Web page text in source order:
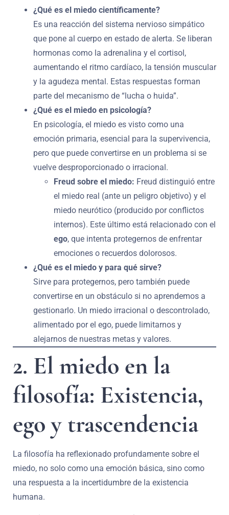
¿Qué es el miedo científicamente?
Es una reacción del sistema nervioso simpático
que pone al cuerpo en estado de alerta. Se liberan
hormonas como la adrenalina y el cortisol,
aumentando el ritmo cardíaco, la tensión muscular
y la agudeza mental. Estas respuestas forman
parte del mecanismo de “lucha o huida”.
¿Qué es el miedo en psicología?
En psicología, el miedo es visto como una
emoción primaria, esencial para la supervivencia,
pero que puede convertirse en un problema si se
vuelve desproporcionado o irracional.
Freud sobre el miedo: Freud distinguió entre
el miedo real (ante un peligro objetivo) y el
miedo neurótico (producido por conflictos
internos). Este último está relacionado con el
ego, que intenta protegernos de enfrentar
emociones o recuerdos dolorosos.
¿Qué es el miedo y para qué sirve?
Sirve para protegernos, pero también puede
convertirse en un obstáculo si no aprendemos a
gestionarlo. Un miedo irracional o descontrolado,
alimentado por el ego, puede limitarnos y
alejarnos de nuestras metas y valores.
2. El miedo en la
filosofía: Existencia,
ego y trascendencia
La filosofía ha reflexionado profundamente sobre el
miedo, no solo como una emoción básica, sino como
una respuesta a la incertidumbre de la existencia
humana.